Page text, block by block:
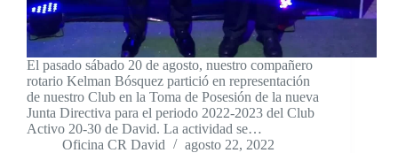
El pasado sábado 20 de agosto, nuestro compañero
rotario Kelman Bósquez partició en representación
de nuestro Club en la Toma de Posesión de la nueva
Junta Directiva para el periodo 2022-2023 del Club
Activo 20-30 de David. La actividad se…
Oficina CR David
agosto 22, 2022